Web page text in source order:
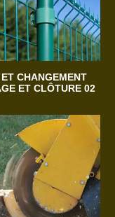
ET CHANGEMENT
ET CLÔTURE 02